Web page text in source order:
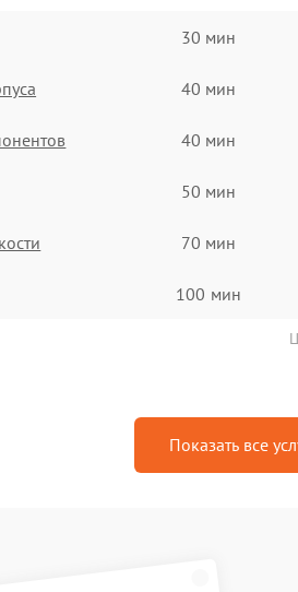
30 мин
40 мин
40 мин
50 мин
70 мин
100 мин
Показать все